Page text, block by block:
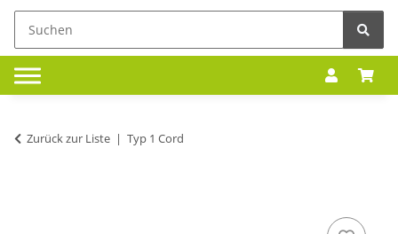
Zurück zur Liste Typ 1 Cord